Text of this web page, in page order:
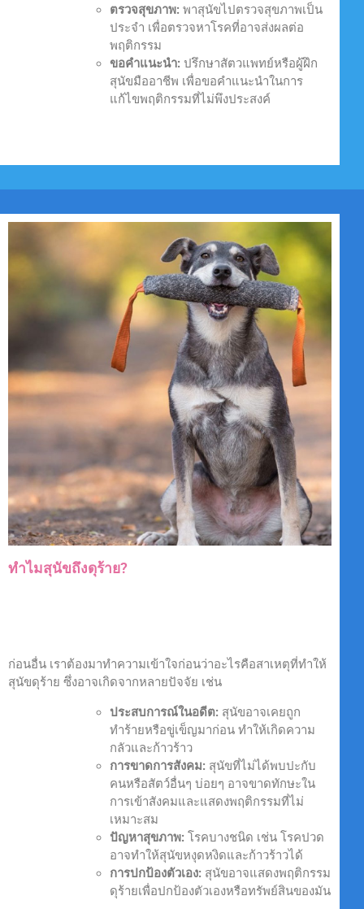
ตรวจสุขภาพ: พาสุนัขไปตรวจสุขภาพเป็น
ประจำ เพื่อตรวจหาโรคที่อาจส่งผลต่อ
พฤติกรรม
ขอคำแนะนำ: ปรึกษาสัตวแพทย์หรือผู้ฝึก
สุนัขมืออาชีพ เพื่อขอคำแนะนำในการ
แก้ไขพฤติกรรมที่ไม่พึงประสงค์
ทำไมสุนัขถึงดุร้าย?
ก่อนอื่น เราต้องมาทำความเข้าใจก่อนว่าอะไรคือสาเหตุที่ทำให้
สุนัขดุร้าย ซึ่งอาจเกิดจากหลายปัจจัย เช่น
ประสบการณ์ในอดีต: สุนัขอาจเคยถูก
ทำร้ายหรือขู่เข็ญมาก่อน ทำให้เกิดความ
กลัวและก้าวร้าว
การขาดการสังคม: สุนัขที่ไม่ได้พบปะกับ
คนหรือสัตว์อื่นๆ บ่อยๆ อาจขาดทักษะใน
การเข้าสังคมและแสดงพฤติกรรมที่ไม่
เหมาะสม
ปัญหาสุขภาพ: โรคบางชนิด เช่น โรคปวด
อาจทำให้สุนัขหงุดหงิดและก้าวร้าวได้
การปกป้องตัวเอง: สุนัขอาจแสดงพฤติกรรม
ดุร้ายเพื่อปกป้องตัวเองหรือทรัพย์สินของมัน